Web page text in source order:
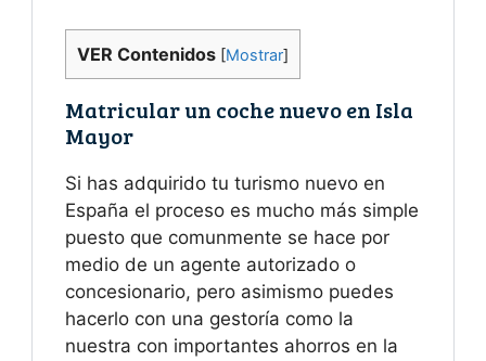
VER Contenidos [Mostrar]
Matricular un coche nuevo en Isla
Mayor
Si has adquirido tu turismo nuevo en
España el proceso es mucho más simple
puesto que comunmente se hace por
medio de un agente autorizado o
concesionario, pero asimismo puedes
hacerlo con una gestoría como la
nuestra con importantes ahorros en la